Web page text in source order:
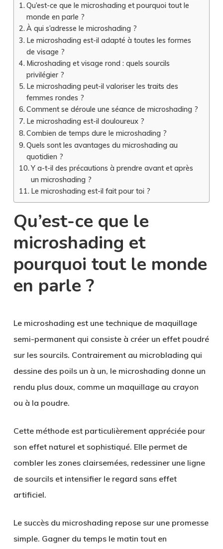
Qu’est-ce que le microshading et pourquoi tout le
monde en parle ?
À qui s’adresse le microshading ?
Le microshading est-il adapté à toutes les formes
de visage ?
Microshading et visage rond : quels sourcils
privilégier ?
Le microshading peut-il valoriser les traits des
femmes rondes ?
Comment se déroule une séance de microshading ?
Le microshading est-il douloureux ?
Combien de temps dure le microshading ?
Quels sont les avantages du microshading au
quotidien ?
Y a-t-il des précautions à prendre avant et après
un microshading ?
Le microshading est-il fait pour toi ?
Qu’est-ce que le
microshading et
pourquoi tout le monde
en parle ?
Le microshading est une technique de maquillage
semi-permanent qui consiste à créer un effet poudré
sur les sourcils. Contrairement au microblading qui
dessine des poils un à un, le microshading donne un
rendu plus doux, comme un maquillage au crayon
ou à la poudre.
Cette méthode est particulièrement appréciée pour
son effet naturel et sophistiqué. Elle permet de
combler les zones clairsemées, redessiner une ligne
de sourcils et intensifier le regard sans effet
artificiel.
Le succès du microshading repose sur une promesse
simple. Gagner du temps le matin tout en